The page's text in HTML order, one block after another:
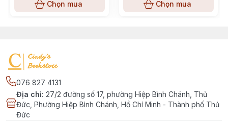
Chọn mua Chọn mua
076 827 4131
Địa chỉ: 27/2 đường số 17, phường Hiệp Bình Chánh, Thủ
Đức, Phường Hiệp Bình Chánh, Hồ Chí Minh - Thành phố Thủ
Đức